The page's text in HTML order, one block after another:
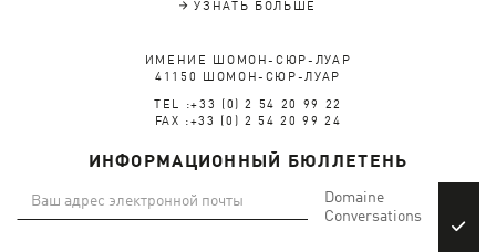
УЗНАТЬ БОЛЬШЕ
ИМЕНИЕ ШОМОН-СЮР-ЛУАР
41150 ШОМОН-СЮР-ЛУАР
TEL :+33 (0) 2 54 20 99 22
FAX :+33 (0) 2 54 20 99 24
ИНФОРМАЦИОННЫЙ БЮЛЛЕТЕНЬ